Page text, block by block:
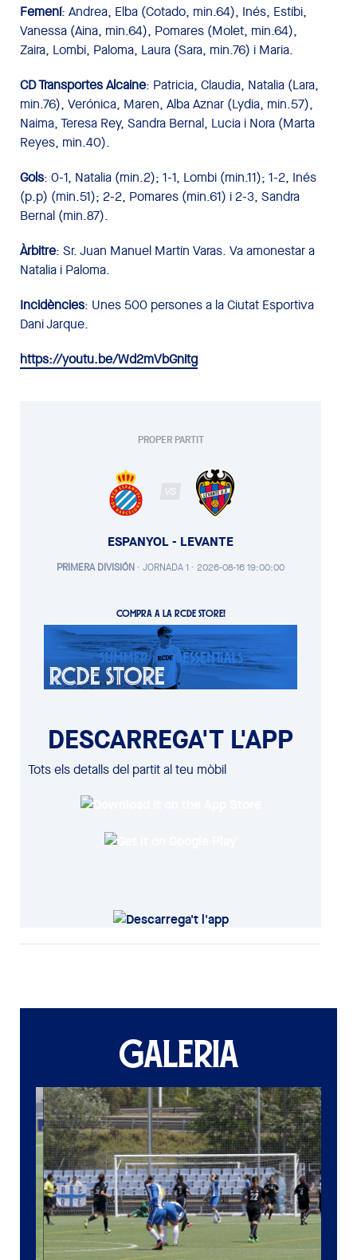
Femení: Andrea, Elba (Cotado, min.64), Inés, Estíbi,
Vanessa (Aina, min.64), Pomares (Molet, min.64),
Zaira, Lombi, Paloma, Laura (Sara, min.76) i Maria.
CD Transportes Alcaine: Patricia, Claudia, Natalia (Lara,
min.76), Verónica, Maren, Alba Aznar (Lydia, min.57),
Naima, Teresa Rey, Sandra Bernal, Lucia i Nora (Marta
Reyes, min.40).
Gols: 0-1, Natalia (min.2); 1-1, Lombi (min.11); 1-2, Inés
(p.p) (min.51); 2-2, Pomares (min.61) i 2-3, Sandra
Bernal (min.87).
Àrbitre: Sr. Juan Manuel Martín Varas. Va amonestar a
Natalia i Paloma.
Incidències: Unes 500 persones a la Ciutat Esportiva
Dani Jarque.
https://youtu.be/Wd2mVbGnitg
PROPER PARTIT
VS
ESPANYOL - LEVANTE
PRIMERA DIVISIÓN· JORNADA 1 · 2026-08-16 19:00:00
COMPRA A LA RCDE STORE!
DESCARREGA'T L'APP
Tots els detalls del partit al teu mòbil
GALERIA